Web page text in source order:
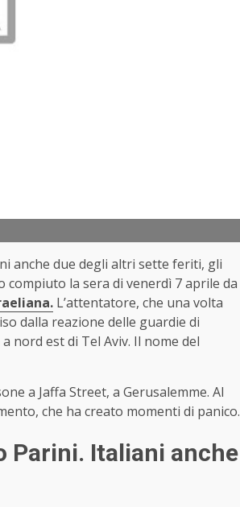
anche due degli altri sette feriti, gli
la sera di venerdì 7 aprile da
L’attentatore, che una volta
dalla reazione delle guardie di
nord est di Tel Aviv. Il nome del
a Jaffa Street, a Gerusalemme. Al
che ha creato momenti di panico.
Parini. Italiani anche